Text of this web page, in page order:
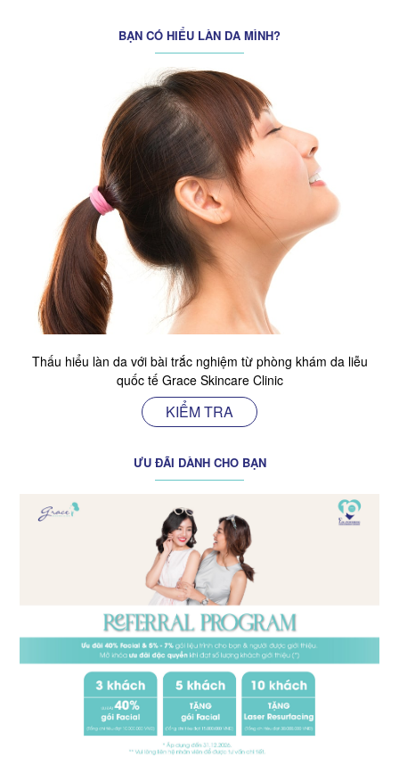
BẠN CÓ HIỂU LÀN DA MÌNH?
Thấu hiểu làn da với bài trắc nghiệm từ phòng khám da liễu
quốc tế Grace Skincare Clinic
KIỂM TRA
ƯU ĐÃI DÀNH CHO BẠN